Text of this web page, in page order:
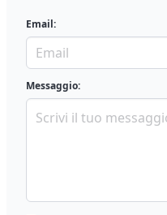
Email:
Messaggio: